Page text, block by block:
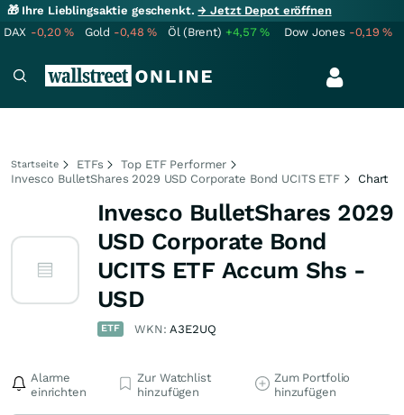
🎁 Ihre Lieblingsaktie geschenkt.→ Jetzt Depot eröffnen
DAX -0,20% Gold -0,48% Öl (Brent) +4,57% Dow Jones -0,19%
Startseite ETFs
Top ETF Performer
Invesco BulletShares 2029 USD Corporate Bond UCITS ETF
Chart
Invesco BulletShares 2029
USD Corporate Bond
UCITS ETF Accum Shs -
USD
ETF WKN:A3E2UQ
Alarme
einrichten
Zur Watchlist
hinzufügen
Zum Portfolio
hinzufügen